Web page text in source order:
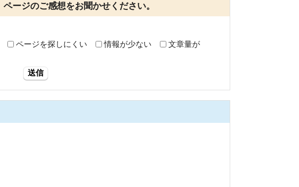
ージのご感想をお聞かせください。
ページを探しにくい 情報が少ない
文章量が
送信